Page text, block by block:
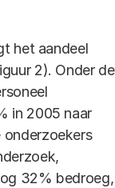
het aandeel
2). Onder de
in 2005 naar
32% bedroeg,